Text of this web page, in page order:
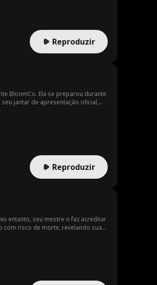
Reproduzir
BloomCo. Ela se preparou durante
jantar de apresentação oficial,
Reproduzir
entanto, seu mestre o faz acreditar
com risco de morte, revelando sua